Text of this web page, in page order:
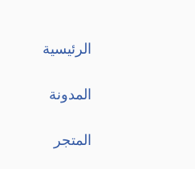
الرئيسية
المدونة
المتجر